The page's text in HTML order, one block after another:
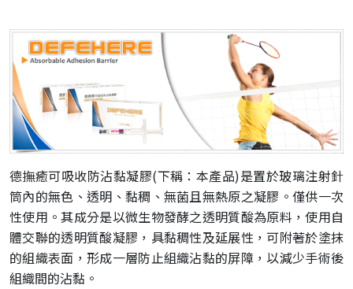
德撫癒可吸收防沾黏凝膠(下稱：本產品)是置於玻璃注射針
筒內的無色、透明、黏稠、無菌且無熱原之凝膠。僅供一次
性使用。其成分是以微生物發酵之透明質酸為原料，使用自
體交聯的透明質酸凝膠，具黏稠性及延展性，可附著於塗抹
的組織表面，形成一層防止組織沾黏的屏障，以減少手術後
組織間的沾黏。